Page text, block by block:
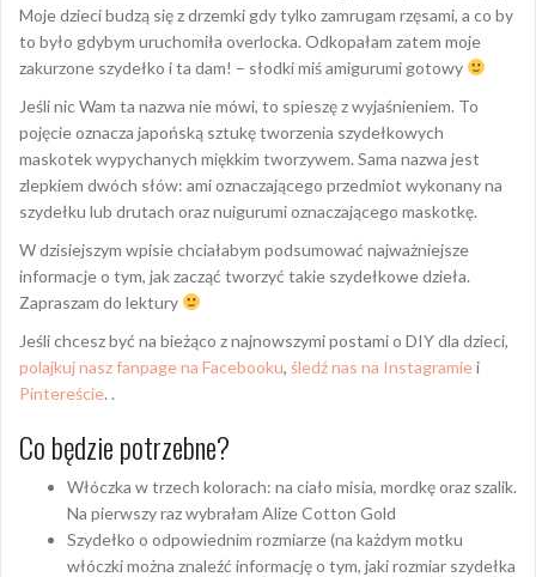
Moje dzieci budzą się z drzemki gdy tylko zamrugam rzęsami, a co by
to było gdybym uruchomiła overlocka. Odkopałam zatem moje
zakurzone szydełko i ta dam! – słodki miś amigurumi gotowy
Jeśli nic Wam ta nazwa nie mówi, to spieszę z wyjaśnieniem. To
pojęcie oznacza japońską sztukę tworzenia szydełkowych
maskotek wypychanych miękkim tworzywem. Sama nazwa jest
zlepkiem dwóch słów: ami oznaczającego przedmiot wykonany na
szydełku lub drutach oraz nuigurumi oznaczającego maskotkę.
W dzisiejszym wpisie chciałabym podsumować najważniejsze
informacje o tym, jak zacząć tworzyć takie szydełkowe dzieła.
Zapraszam do lektury
Jeśli chcesz być na bieżąco z najnowszymi postami o DIY dla dzieci,
polajkuj nasz fanpage na Facebooku, śledź nas na Instagramiei
Pintereście. .
Co będzie potrzebne?
Włóczka w trzech kolorach: na ciało misia, mordkę oraz szalik.
Na pierwszy raz wybrałam Alize Cotton Gold
Szydełko o odpowiednim rozmiarze (na każdym motku
włóczki można znaleźć informację o tym, jaki rozmiar szydełka